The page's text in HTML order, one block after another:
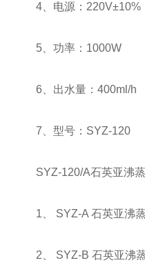
4、电源：220V±10%
5、功率：1000W
6、出水量：400ml/h
7、型号：SYZ-120
SYZ-120/A石英亚沸蒸
1、 SYZ-A 石英亚沸蒸
2、 SYZ-B 石英亚沸蒸